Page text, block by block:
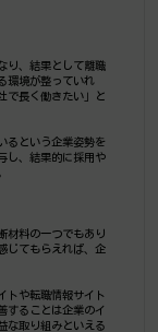
り、結果として離職
環境が整っていれ
で長く働きたい」と
るという企業姿勢を
し、結果的に採用や
材料の一つでもあり
じてもらえれば、企
トや転職情報サイト
することは企業のイ
な取り組みといえる